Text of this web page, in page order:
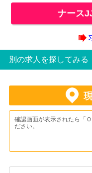
ナース
別の求人を探してみる
確認画面が表示されたら「
ださい。